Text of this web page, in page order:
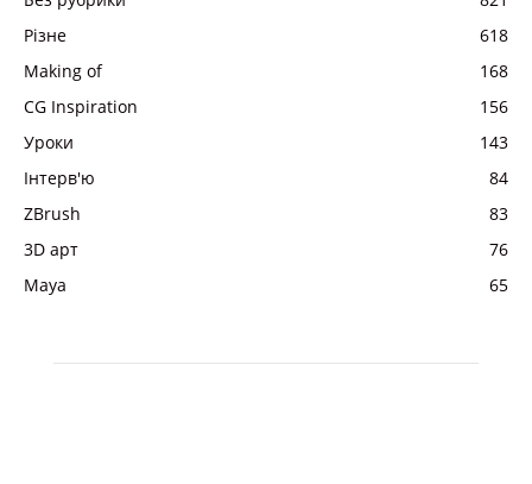
Різне
618
Making of
168
CG Inspiration
156
Уроки
143
Інтерв'ю
84
ZBrush
83
3D арт
76
Maya
65